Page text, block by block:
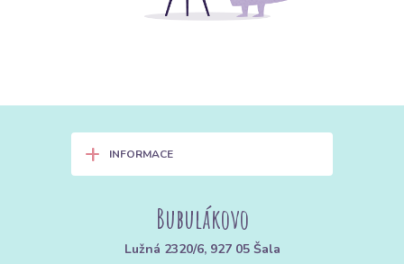
+ INFORMACE
Bubulákovo
Lužná 2320/6, 927 05 Šala